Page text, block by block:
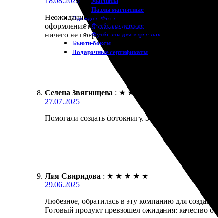
Пазлы магнитные
Одежда с Фото
Футболки детские
Футболки для взрослых
Бьюти-боксы
Подарочные сертификаты
Неожиданно получила свой заказ с печатью
оформления множество. Сроки выполнения
ничего не повредилось. Реально чувствовалась
Селена Звягинцева : ★ ★
27.07.2025
Помогали создать фотокнигу. Заказ оформила
Лия Свиридова : ★ ★ ★ ★ ★
29.06.2025
Любезное, обратилась в эту компанию для
Готовый продукт превзошел ожидания: качество